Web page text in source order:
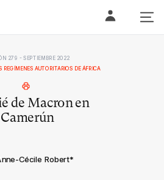
279 - SEPTIEMBRE 2022
REGÍMENES AUTORITARIOS DE ÁFRICA
de Macron en
Camerún
Cécile Robert*